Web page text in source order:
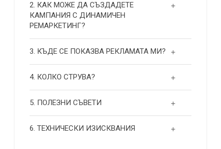
2. КАК МОЖЕ ДА СЪЗДАДЕТЕ
КАМПАНИЯ С ДИНАМИЧЕН
РЕМАРКЕТИНГ?
3. КЪДЕ СЕ ПОКАЗВА РЕКЛАМАТА МИ?
4. КОЛКО СТРУВА?
5. ПОЛЕЗНИ СЪВЕТИ
6. ТЕХНИЧЕСКИ ИЗИСКВАНИЯ